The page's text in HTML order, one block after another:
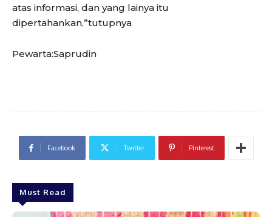
atas informasi, dan yang lainya itu
dipertahankan,”tutupnya
Pewarta:Saprudin
Facebook Twitter Pinterest
Must Read